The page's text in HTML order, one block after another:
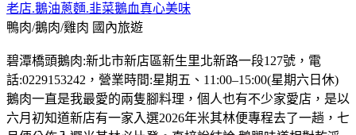
老店.鵝油蔥麵.韭菜鵝血真心美味
鴨肉/鵝肉/雞肉 國內旅遊
碧潭橋頭鵝肉:新北市新店區新生里北新路一段127號，電
話:0229153242，營業時間:星期五、11:00–15:00(星期六日休)
鵝肉一直是我最愛的兩隻腳料理，個人也有不少家愛店，是以
六月初知道新店有一家入選2026年米其林便專程去了一趟，七